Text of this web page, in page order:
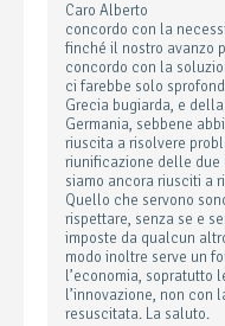
Caro Alberto
concordo con la
finché il nostro avanzo
concordo con la
ci farebbe solo
Grecia bugiarda, e
Germania, sebbene
riuscita a risolvere
riunificazione delle due
siamo ancora riusciti a
Quello che servono
rispettare, senza se e
imposte da qualcun
modo inoltre serve un
l’economia, sopratutto
l’innovazione, non con
resuscitata. La saluto.